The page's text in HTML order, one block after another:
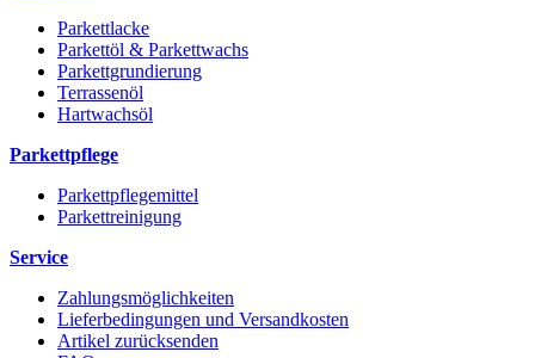
Parkettlacke
Parkettöl & Parkettwachs
Parkettgrundierung
Terrassenöl
Hartwachsöl
Parkettpflege
Parkettpflegemittel
Parkettreinigung
Service
Zahlungsmöglichkeiten
Lieferbedingungen und Versandkosten
Artikel zurücksenden